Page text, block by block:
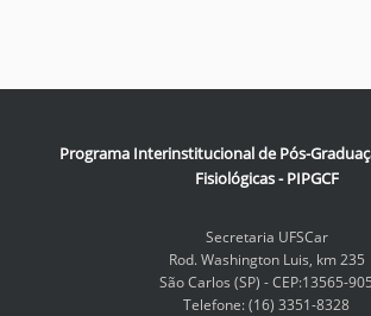
Programa Interinstitucional de Pós-
Fisiológicas - PIPGCF
Secretaria UFSCar
Rod. Washington Luis, km 235
São Carlos (SP) - CEP:13565-905
Telefone: (16) 3351-8328